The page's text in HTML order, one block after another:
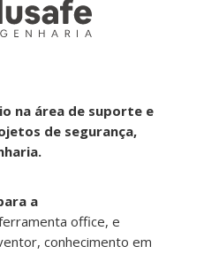
na área de suporte e
de segurança,
a
office, e
conhecimento em